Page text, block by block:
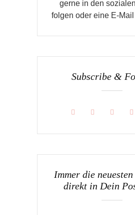
gerne in den
folgen oder eine E-
Subscribe &
Immer die
direkt in Dein